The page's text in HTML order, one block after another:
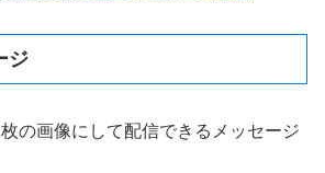
ジ
の画像にして配信できるメッセージ